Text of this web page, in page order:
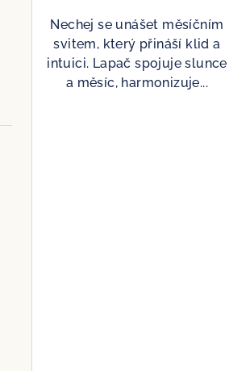
Nechej se unášet měsíčním
svitem, který přináší klid a
intuici. Lapač spojuje slunce
a měsíc, harmonizuje...